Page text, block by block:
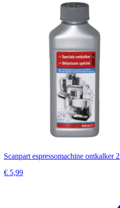
Scanpart espressomachine ontkalker
€ 5,99